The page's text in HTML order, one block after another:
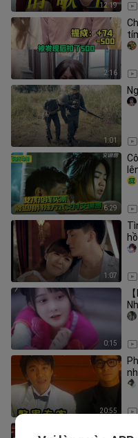
12:19
2:16
1:01
6:29
1:07
0:15
20:55